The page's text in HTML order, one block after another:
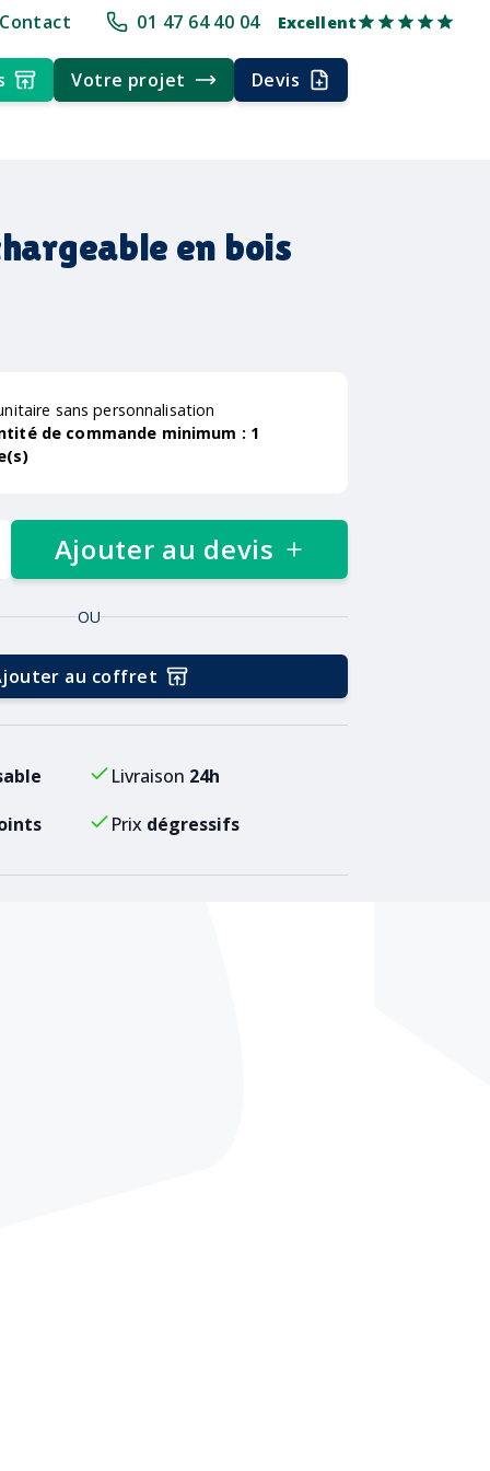
+30 ans d'expérience Délai rapide Délai rapide Livraison
Contact 01 47 64 40 04 Excellent
Votre projet Devis
en bois
sans personnalisation
de commande minimum : 1
Ajouter au devis
OU
au coffret
Livraison 24h
Prix dégressifs